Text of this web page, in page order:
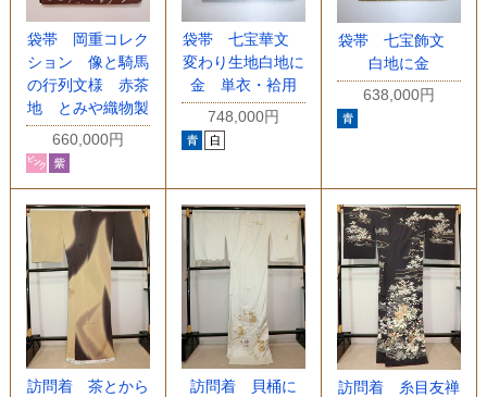
袋帯 岡重コレク
ション 像と騎馬
の行列文様 赤茶
地 とみや織物製
660,000円
袋帯 七宝華文
変わり生地白地に
金 単衣・袷用
748,000円
袋帯 七宝飾文
白地に金
638,000円
訪問着 茶とから
訪問着 貝桶に
訪問着 糸目友禅